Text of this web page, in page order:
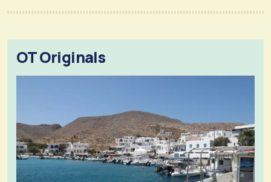
OT Originals